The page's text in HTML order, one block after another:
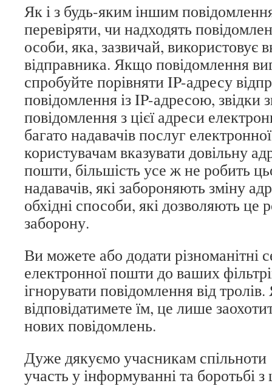
Як і з будь-яким іншим
перевіряти, чи надходять
особи, яка, зазвичай, використовує
відправника. Якщо повідомлення
спробуйте порівняти IP-адресу
повідомлення із IP-адресою, звідки
повідомлення з цієї адреси
багато надавачів послуг
користувачам вказувати довільну
пошти, більшість усе ж не робить
надавачів, які забороняють зміну
обхідні способи, які дозволяють це
заборону.
Ви можете або додати різноманітні
електронної пошти до ваших
ігнорувати повідомлення від
відповідатимете їм, це лише
нових повідомлень.
Дуже дякуємо учасникам спільноти
участь у інформуванні та боротьбі